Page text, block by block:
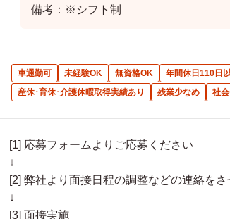
備考：※シフト制
車通勤可 未経験OK 無資格OK 年間休日110日
産休･育休･介護休暇取得実績あり
残業少なめ 社
[1] 応募フォームよりご応募ください
↓
[2] 弊社より面接日程の調整などの連絡を
↓
[3] 面接実施